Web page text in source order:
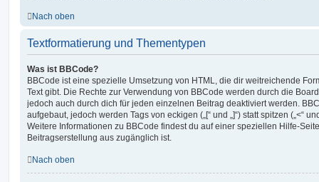
Nach oben
Textformatierung und Thementypen
Was ist BBCode?
BBCode ist eine spezielle Umsetzung von HTML, die dir weitreichende
Text gibt. Die Rechte zur Verwendung von BBCode werden durch die
jedoch auch durch dich für jeden einzelnen Beitrag deaktiviert werden.
aufgebaut, jedoch werden Tags von eckigen („[“ und „]“) statt spitzen („<“
Weitere Informationen zu BBCode findest du auf einer speziellen Hilfe-
Beitragserstellung aus zugänglich ist.
Nach oben